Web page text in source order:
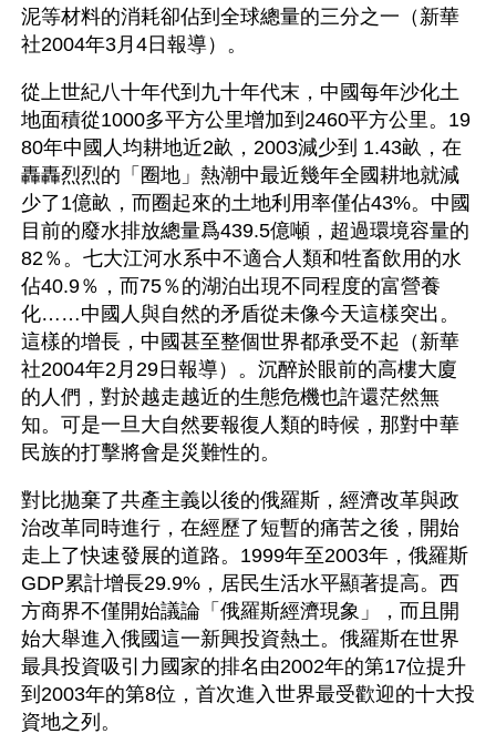
泥等材料的消耗卻佔到全球總量的三分之一（新華
社2004年3月4日報導）。
從上世紀八十年代到九十年代末，中國每年沙化土
地面積從1000多平方公里增加到2460平方公里。19
80年中國人均耕地近2畝，2003減少到 1.43畝，在
轟轟烈烈的「圈地」熱潮中最近幾年全國耕地就減
少了1億畝，而圈起來的土地利用率僅佔43%。中國
目前的廢水排放總量爲439.5億噸，超過環境容量的
82％。七大江河水系中不適合人類和牲畜飲用的水
佔40.9％，而75％的湖泊出現不同程度的富營養
化……中國人與自然的矛盾從未像今天這樣突出。
這樣的增長，中國甚至整個世界都承受不起（新華
社2004年2月29日報導）。沉醉於眼前的高樓大廈
的人們，對於越走越近的生態危機也許還茫然無
知。可是一旦大自然要報復人類的時候，那對中華
民族的打擊將會是災難性的。
對比拋棄了共產主義以後的俄羅斯，經濟改革與政
治改革同時進行，在經歷了短暫的痛苦之後，開始
走上了快速發展的道路。1999年至2003年，俄羅斯
GDP累計增長29.9%，居民生活水平顯著提高。西
方商界不僅開始議論「俄羅斯經濟現象」，而且開
始大舉進入俄國這一新興投資熱土。俄羅斯在世界
最具投資吸引力國家的排名由2002年的第17位提升
到2003年的第8位，首次進入世界最受歡迎的十大投
資地之列。